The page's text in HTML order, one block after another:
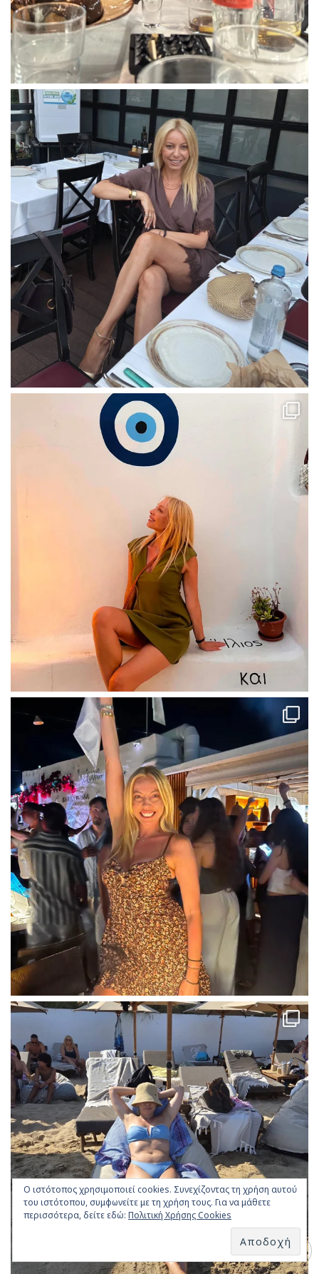
Ο ιστότοπος χρησιμοποιεί cookies. Συνεχίζοντας τη χρήση αυτού
του ιστότοπου, συμφωνείτε με τη χρήση τους. Για να μάθετε
περισσότερα, δείτε εδώ: Πολιτική Χρήσης Cookies